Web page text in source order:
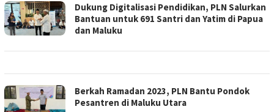
Dukung Digitalisasi Pendidikan, PLN Salurkan
Bantuan untuk 691 Santri dan Yatim di Papua
dan Maluku
Berkah Ramadan 2023, PLN Bantu Pondok
Pesantren di Maluku Utara